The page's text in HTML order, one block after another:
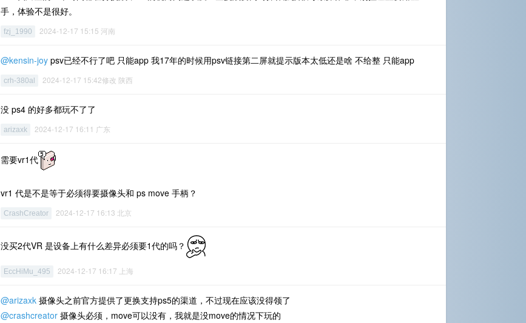
手，体验不是很好。
fzj_1990 2024-12-17 15:15 河南
@kensin-joy psv已经不行了吧 只能app 我17年的时候用psv链接第二屏就提示版本太低还是啥 不给整 只能app
crh-380al 2024-12-17 15:42修改 陕西
没 ps4 的好多都玩不了了
arizaxk 2024-12-17 16:11 广东
需要vr1代
vr1 代是不是等于必须得要摄像头和 ps move 手柄？
CrashCreator 2024-12-17 16:13 北京
没买2代VR 是设备上有什么差异必须要1代的吗？
EccHiMu_495 2024-12-17 16:17 上海
@arizaxk 摄像头之前官方提供了更换支持ps5的渠道，不过现在应该没得领了
@crashcreator 摄像头必须，move可以没有，我就是没move的情况下玩的